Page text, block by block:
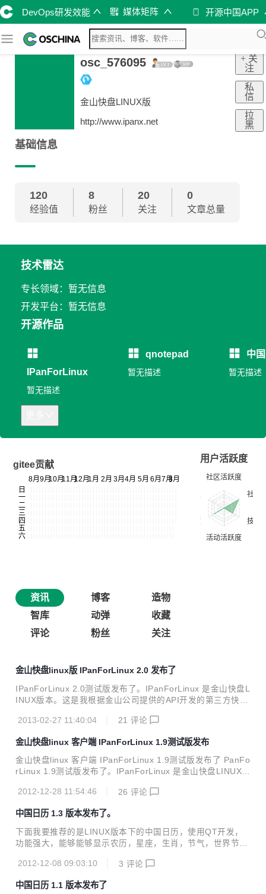
DevOps研发效能 媒体矩阵 开源中国APP
osc_576095
金山快盘LINUX版
http://www.ipanx.net
+ 关
注
私
信
拉
黑
基础信息
120
经验值
8
粉丝
20
关注
0
文章总量
技术雷达
专长领域：暂无信息
开发平台：暂无信息
开源作品
IPanForLinux
暂无描述
qnotepad
暂无描述
中
暂无描述
gitee贡献
用户活跃度
资讯 博客
造物
智库
动弹
收藏
评论
粉丝 关注
金山快盘linux版 IPanForLinux 2.0 发布了
IPanForLinux 2.0测试版发布了。IPanForLinux 是金山快盘L
INUX版本。这是我根据金山公司提供的API开发的第三方快盘
器到PC同步 3 支持系统托盘功能 4查看 用户空间信息。 5 程
同步到金山快盘服务器上 6 实现分享文件功能 2.0修改了3处b
ug， 欢迎到 爱盘网下载
2013-02-27 11:40:04 21 评论
金山快盘linux 客户端 IPanForLinux 1.9测试版发布
金山快盘linux 客户端 IPanForLinux 1.9测试版发布了 PanFo
rLinux 1.9测试版发布了。IPanForLinux 是金山快盘LINUX版
工具。 实现功能： 1 支持PC到服务器同步 2 支持服务器到P
行时，对IPAN 目录增加文件(夹)， 删除文件(夹）会立即同步
到金山快盘服务器上 6 实现分享文件功能 1.9版本重写了同步
代码，解决计算下载上传速度错误的BUG。 项目主页:爱盘网
2012-12-28 11:54:46 26 评论
中国日历 1.3 版本发布了。
下面我要推荐的是LINUX版本下的中国日历，使用QT开发，
功能强大，能够能够显示农历，星座，生肖，节气，世界节
被我找到了。这款软件是国人开发的，按GPL协议发布。开发
修改了显示不显示新座的BUG 修改了点击下一年，月份为12
2012-12-08 09:03:10 3 评论
中国日历 1.1 版本发布了